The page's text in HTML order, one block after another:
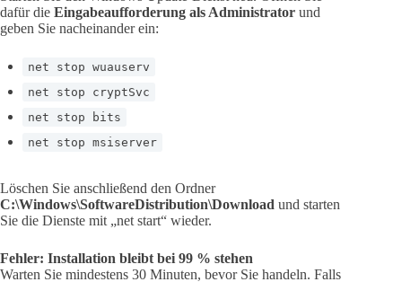
dafür die Eingabeaufforderung als Administrator und
geben Sie nacheinander ein:
net stop wuauserv
net stop cryptSvc
net stop bits
net stop msiserver
Löschen Sie anschließend den Ordner
C:\Windows\SoftwareDistribution\Download und starten
Sie die Dienste mit „net start“ wieder.
Fehler: Installation bleibt bei 99 % stehen
Warten Sie mindestens 30 Minuten, bevor Sie handeln. Falls